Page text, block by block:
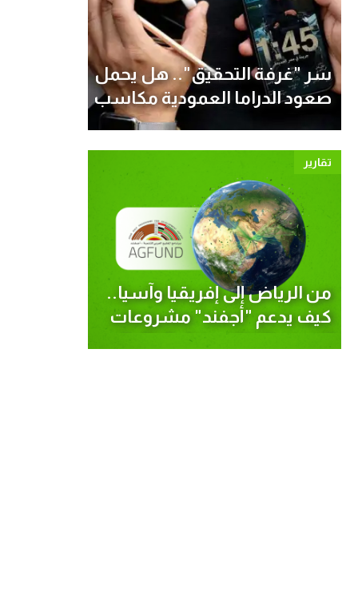
سر "غرفة التحقيق".. هل يحمل
صعود الدراما العمودية مكاسب
تقارير
من الرياض إلى إفريقيا وآسيا..
كيف يدعم "أجفند" مشروعات
الصمود المناخي حول العالم؟